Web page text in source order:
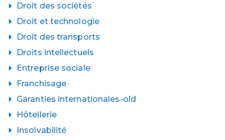
Droit des sociétés
Droit et technologie
Droit des transports
Droits intellectuels
Entreprise sociale
Franchisage
Garanties internationales-old
Hôtellerie
Insolvabilité